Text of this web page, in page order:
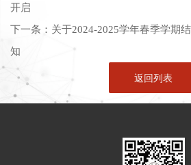
开启
下一条： 关于2024-2025学年春季学期
知
返回列表